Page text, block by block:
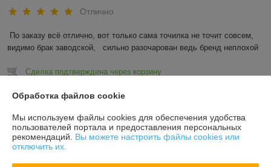
Отлично
По заказу всё отлично, вот только сама точилка не точит совсем,
видимо брак заводской,   сильно разочарован ведь бренд неплохой
Сделка подтверждена через корзину
Показать все отзывы
О нас
Обработка файлов cookie
Мы используем файлы cookies для обеспечения удобства
пользователей портала и предоставления персональных
рекомендаций. Вы можете настроить файлы cookies или
отключить их.